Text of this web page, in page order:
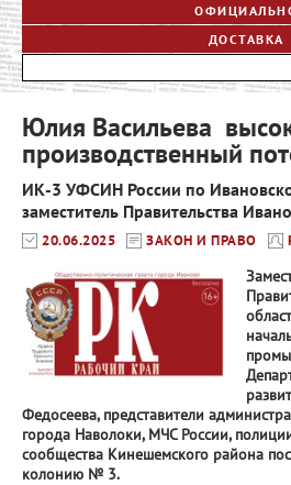
ДОСТАВКА
Юлия Васильева
производственный
ИК-3 УФСИН России по
заместитель Правительства
20.06.2025 ЗАКОН И ПРАВО
Федосеева, представители
города Наволоки, МЧС России,
сообщества Кинешемского района
колонию № 3.